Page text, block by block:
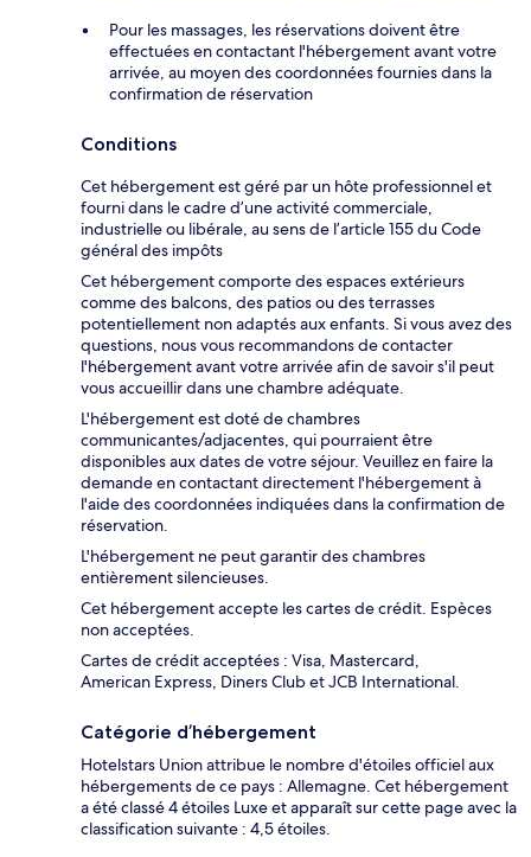
Pour les massages, les réservations doivent être
effectuées en contactant l'hébergement avant votre
arrivée, au moyen des coordonnées fournies dans la
confirmation de réservation
Conditions
Cet hébergement est géré par un hôte professionnel et
fourni dans le cadre d’une activité commerciale,
industrielle ou libérale, au sens de l’article 155 du Code
général des impôts
Cet hébergement comporte des espaces extérieurs
comme des balcons, des patios ou des terrasses
potentiellement non adaptés aux enfants. Si vous avez des
questions, nous vous recommandons de contacter
l'hébergement avant votre arrivée afin de savoir s'il peut
vous accueillir dans une chambre adéquate.
L'hébergement est doté de chambres
communicantes/adjacentes, qui pourraient être
disponibles aux dates de votre séjour. Veuillez en faire la
demande en contactant directement l'hébergement à
l'aide des coordonnées indiquées dans la confirmation de
réservation.
L'hébergement ne peut garantir des chambres
entièrement silencieuses.
Cet hébergement accepte les cartes de crédit. Espèces
non acceptées.
Cartes de crédit acceptées : Visa, Mastercard,
American Express, Diners Club et JCB International.
Catégorie d’hébergement
Hotelstars Union attribue le nombre d'étoiles officiel aux
hébergements de ce pays : Allemagne. Cet hébergement
a été classé 4 étoiles Luxe et apparaît sur cette page avec la
classification suivante : 4,5 étoiles.